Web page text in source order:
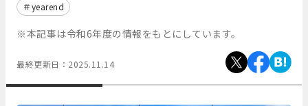
yearend
※本記事は令和6年度の情報をもとにしています。
最終更新日： 2025.11.14